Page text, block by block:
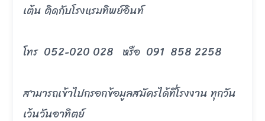
เต้น ติดกับโรงแรมทิพย์อินท์
โทร 052-020 028 หรือ 091 858 2258
สามารถเข้าไปกรอกข้อมูลสมัครได้ที่โรงงาน ทุกวัน
เว้นวันอาทิตย์